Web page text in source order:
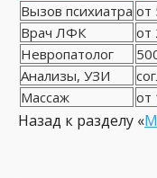
Вызов психиатра от
Врач ЛФК
от
Невропатолог
Анализы, УЗИ
Массаж
от
Назад к разделу «